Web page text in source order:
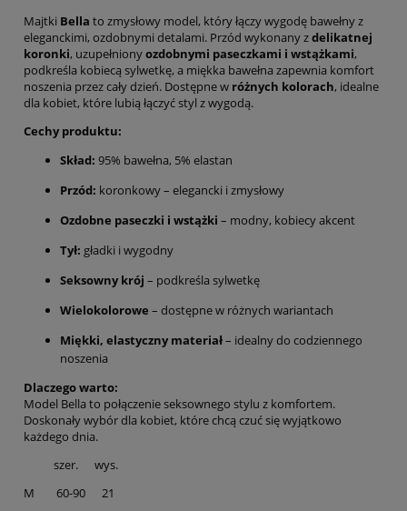
Majtki Bella to zmysłowy model, który łączy wygodę bawełny z
eleganckimi, ozdobnymi detalami. Przód wykonany zdelikatnej
koronki, uzupełnionyozdobnymi paseczkami i wstążkami,
podkreśla kobiecą sylwetkę, a miękka bawełna zapewnia komfort
noszenia przez cały dzień. Dostępne w różnych kolorach, idealne
dla kobiet, które lubią łączyć styl z wygodą.
Cechy produktu:
Skład: 95% bawełna, 5% elastan
Przód: koronkowy – elegancki i zmysłowy
Ozdobne paseczki i wstążki – modny, kobiecy akcent
Tył: gładki i wygodny
Seksowny krój – podkreśla sylwetkę
Wielokolorowe – dostępne w różnych wariantach
Miękki, elastyczny materiał– idealny do codziennego
noszenia
Dlaczego warto:
Model Bella to połączenie seksownego stylu z komfortem.
Doskonały wybór dla kobiet, które chcą czuć się wyjątkowo
każdego dnia.
szer. wys.
M 60-90 21